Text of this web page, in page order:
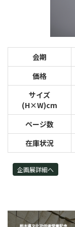
会期
価格
サイズ
(H×W)cm
ページ数
在庫状況
企画展詳細へ